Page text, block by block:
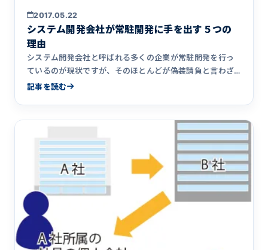
2017.05.22
システム開発会社が常駐開発に手を出す５つの
理由
システム開発会社と呼ばれる多くの企業が常駐開発を行っ
ているのが現状ですが、そのほとんどが偽装請負と言わざ
るを得ません。なぜシステム開発会社が常駐開発に手を出
記事を読む